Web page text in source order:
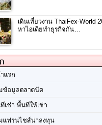
เดินเที่ยวงาน ThaiFex-World
หาไอเดียทำธุรกิจกัน…
แรก
ข้อมูลตลาดนัด
เช่า พื้นที่ให้เช่า
แฟรนไชส์น่าลงทุน